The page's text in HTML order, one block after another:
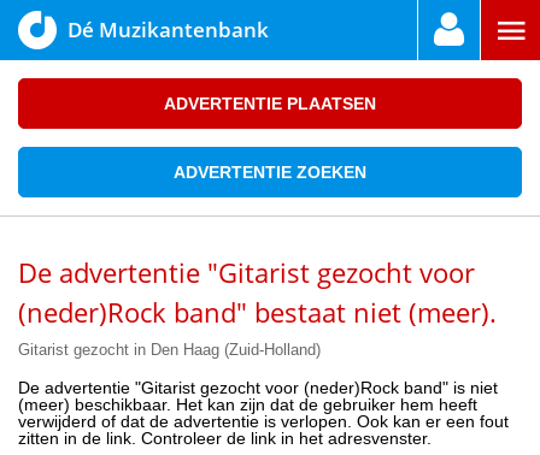
Dé Muzikantenbank
ADVERTENTIE PLAATSEN
ADVERTENTIE ZOEKEN
De advertentie "Gitarist gezocht voor
(neder)Rock band" bestaat niet (meer).
Gitarist gezocht in Den Haag (Zuid-Holland)
De advertentie "Gitarist gezocht voor (neder)Rock band" is niet
(meer) beschikbaar. Het kan zijn dat de gebruiker hem heeft
verwijderd of dat de advertentie is verlopen. Ook kan er een fout
zitten in de link. Controleer de link in het adresvenster.